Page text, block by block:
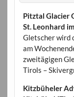
Pitztal Glacier
St. Leonhard
Gletscher wird
am
zweitägigen
Tirols –
Kitzbüheler